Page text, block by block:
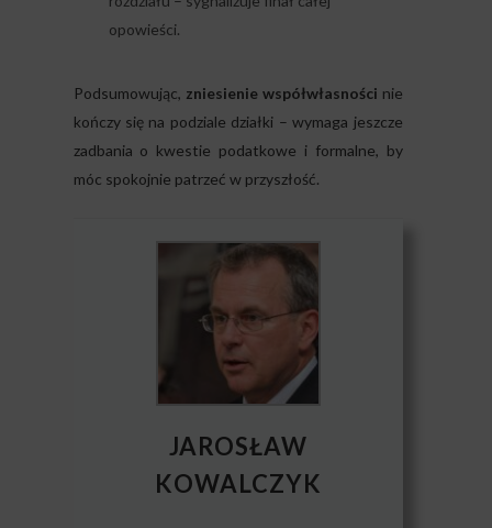
opowieści.
Podsumowując, zniesienie współwłasności nie
kończy się na podziale działki – wymaga jeszcze
zadbania o kwestie podatkowe i formalne, by
móc spokojnie patrzeć w przyszłość.
JAROSŁAW
KOWALCZYK